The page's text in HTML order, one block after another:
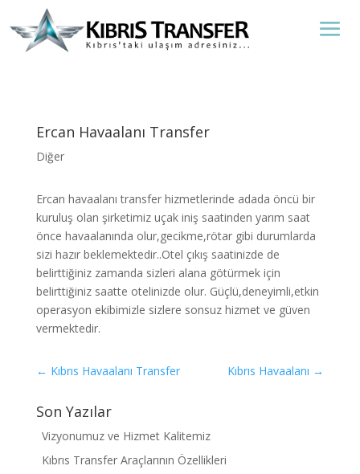
Ercan Havaalanı Transfer
Diğer
Ercan havaalanı transfer hizmetlerinde adada öncü bir
kuruluş olan şirketimiz uçak iniş saatinden yarım saat
önce havaalanında olur,gecikme,rötar gibi durumlarda
sizi hazır beklemektedir..Otel çıkış saatinizde de
belirttiğiniz zamanda sizleri alana götürmek için
belirttiğiniz saatte otelinizde olur. Güçlü,deneyimli,etkin
operasyon ekibimizle sizlere sonsuz hizmet ve güven
vermektedir.
← Kıbrıs Havaalanı Transfer Kıbrıs Havaalanı →
Son Yazılar
Vizyonumuz ve Hizmet Kalitemiz
Kıbrıs Transfer Araçlarının Özellikleri